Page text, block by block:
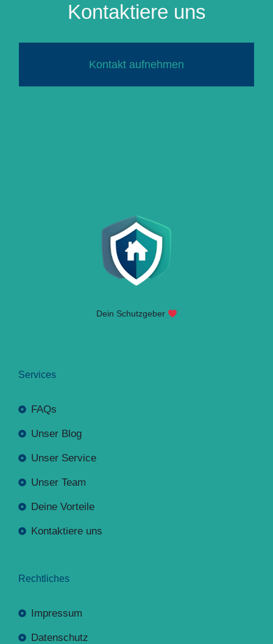
Kontaktiere uns
Kontakt aufnehmen
Dein Schutzgeber
Services
FAQs
Unser Blog
Unser Service
Unser Team
Deine Vorteile
Kontaktiere uns
Rechtliches
Impressum
Datenschutz